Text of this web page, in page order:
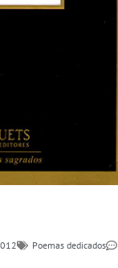
Poemas dedicados